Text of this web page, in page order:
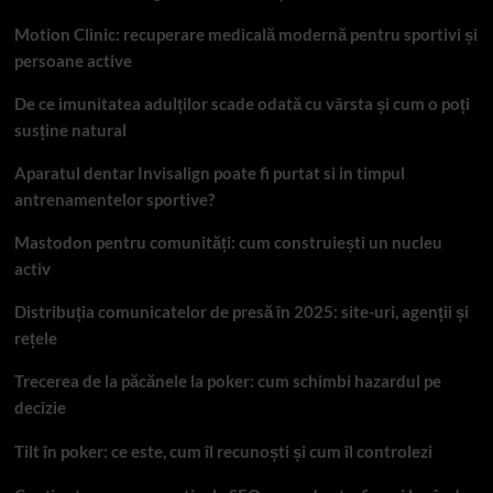
Motion Clinic: recuperare medicală modernă pentru sportivi și
persoane active
De ce imunitatea adulților scade odată cu vârsta și cum o poți
susține natural
Aparatul dentar Invisalign poate fi purtat si in timpul
antrenamentelor sportive?
Mastodon pentru comunități: cum construiești un nucleu
activ
Distribuția comunicatelor de presă în 2025: site-uri, agenții și
rețele
Trecerea de la păcănele la poker: cum schimbi hazardul pe
decizie
Tilt în poker: ce este, cum îl recunoști și cum îl controlezi